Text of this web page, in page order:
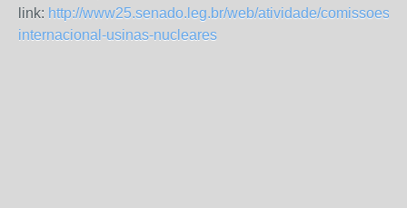
link: http://www25.senado.leg.br/web/atividade/comissoes/
internacional-usinas-nucleares